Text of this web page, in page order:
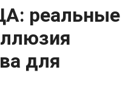
реальные
для